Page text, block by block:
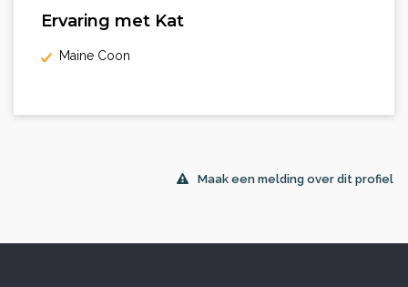
Ervaring met Kat
Maine Coon
Maak een melding over dit profiel